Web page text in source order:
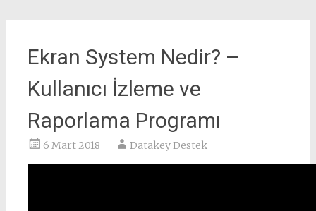
Ekran System Nedir? –
Kullanıcı İzleme ve
Raporlama Programı
6 Mart 2018 Datakey Destek